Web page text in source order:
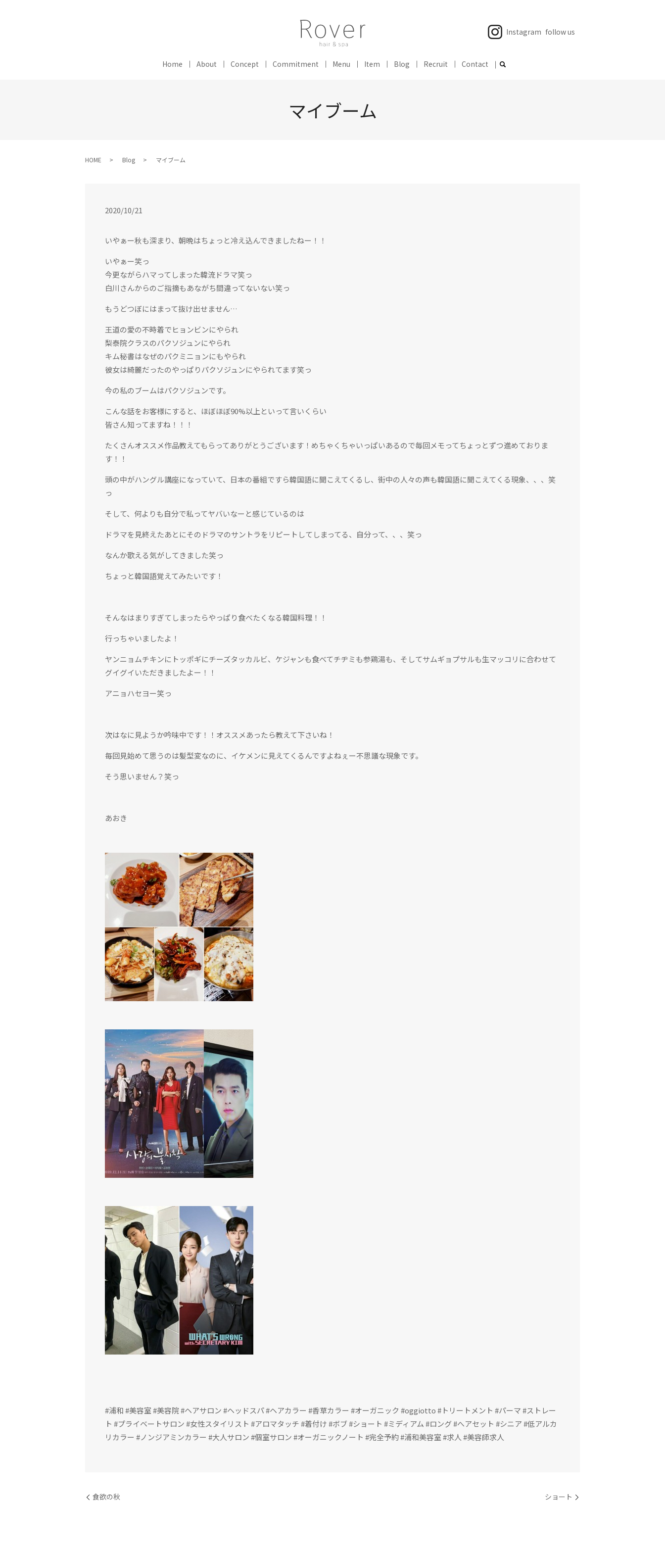
Home About Concept Commitment Menu Item Blog Recruit Contact
Instagram follow us
マイブーム
HOME Blog マイブーム
2020/10/21
いやぁー秋も深まり、朝晩はちょっと冷え込んできましたねー！！
いやぁー笑っ
今更ながらハマってしまった韓流ドラマ笑っ
白川さんからのご指摘もあながち間違ってないない笑っ
もうどつぼにはまって抜け出せません…
王道の愛の不時着でヒョンビンにやられ
梨泰院クラスのパクソジュンにやられ
キム秘書はなぜのパクミニョンにもやられ
彼女は綺麗だったのやっぱりパクソジュンにやられてます笑っ
今の私のブームはパクソジュンです。
こんな話をお客様にすると、ほぼほぼ90%以上といって言いくらい
皆さん知ってますね！！！
たくさんオススメ作品教えてもらってありがとうございます！めちゃくちゃいっぱいあるので毎回メモってちょっとずつ進めておりま
す！！
頭の中がハングル講座になっていて、日本の番組ですら韓国語に聞こえてくるし、街中の人々の声も韓国語に聞こえてくる現象、、、笑
っ
そして、何よりも自分で私ってヤバいなーと感じているのは
ドラマを見終えたあとにそのドラマのサントラをリピートしてしまってる、自分って、、、笑っ
なんか歌える気がしてきました笑っ
ちょっと韓国語覚えてみたいです！
そんなはまりすぎてしまったらやっぱり食べたくなる韓国料理！！
行っちゃいましたよ！
ヤンニョムチキンにトッポギにチーズタッカルビ、ケジャンも食べてチヂミも参鶏湯も、そしてサムギョプサルも生マッコリに合わせて
グイグイいただきましたよー！！
アニョハセヨー笑っ
次はなに見ようか吟味中です！！オススメあったら教えて下さいね！
毎回見始めて思うのは髪型変なのに、イケメンに見えてくるんですよねぇー不思議な現象です。
そう思いません？笑っ
あおき
#浦和 #美容室 #美容院 #ヘアサロン #ヘッドスパ #ヘアカラー #香草カラー #オーガニック #oggiotto #トリートメント #パーマ #ストレー
ト #プライベートサロン #女性スタイリスト #アロマタッチ #着付け #ボブ #ショート #ミディアム #ロング #へアセット #シニア #低アルカ
リカラー #ノンジアミンカラー #大人サロン #個室サロン #オーガニックノート #完全予約 #浦和美容室 #求人 #美容師求人
食欲の秋 ショート